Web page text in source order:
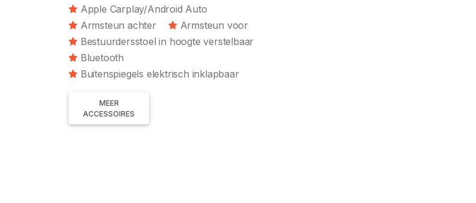
Apple Carplay/Android Auto
Armsteun achter
Armsteun voor
Bestuurdersstoel in hoogte verstelbaar
Bluetooth
Buitenspiegels elektrisch inklapbaar
MEER
ACCESSOIRES